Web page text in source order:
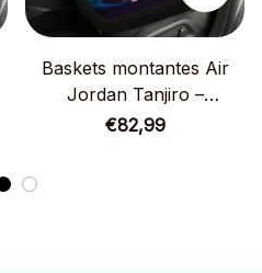
Baskets montantes Air
Jordan Tanjiro –
Chaussures montantes
€82,99